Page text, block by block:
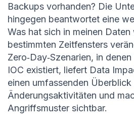
Backups vorhanden? Die
hingegen beantwortet eine
Was hat sich in meinen Daten
bestimmten Zeitfensters
Zero‑Day‑Szenarien, in
IOC existiert, liefert Data
einen umfassenden Überblick
Änderungsaktivitäten und
Angriffsmuster sichtbar.